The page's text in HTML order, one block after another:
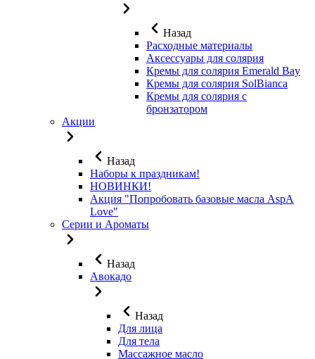
Назад
Расходные материалы
Аксессуары для солярия
Кремы для солярия Emerald Bay
Кремы для солярия SolBianca
Кремы для солярия с
бронзатором
Акции
Назад
Наборы к праздникам!
НОВИНКИ!
Акция "Попробовать базовые масла AspA
Love"
Серии и Ароматы
Назад
Авокадо
Назад
Для лица
Для тела
Массажное масло